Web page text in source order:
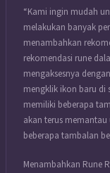
“Kami ingin mudah
melakukan banyak
menambahkan
rekomendasi rune
mengaksesnya
mengklik ikon baru di
memiliki beberapa
akan terus
beberapa tambalan
Menambahkan Rune